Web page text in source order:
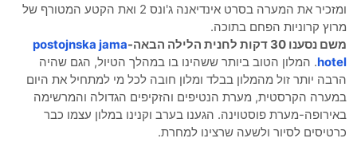
ומזכיר את המערה בסרט אינדיאנה ג'ונס 2 ואת הקטע המטורף של
מרוץ קרוניות הפחם בתוכה.
משם נסענו 30 דקות לחנית הלילה הבאה-
postojnska jama
hotel. המלון הטוב ביותר ששהינו בו במהלך הטיול, הגם שהיה
הרבה יותר זול מהמלון בבלד ומלון חובה לכל מי למתחיל את היום
במערה הקרסטית, מערת הנטיפים והזקיפים הגדולה והמרשימה
באירופה-מערת פוסטוינה. הגענו בערב וקנינו במלון עצמו כבר
כרטיסים לסיור ולשעה שרצינו למחרת.